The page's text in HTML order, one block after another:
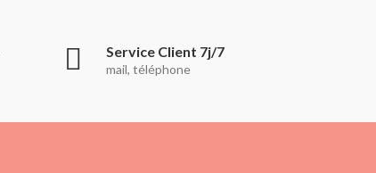
Service Client 7j/7
mail, téléphone